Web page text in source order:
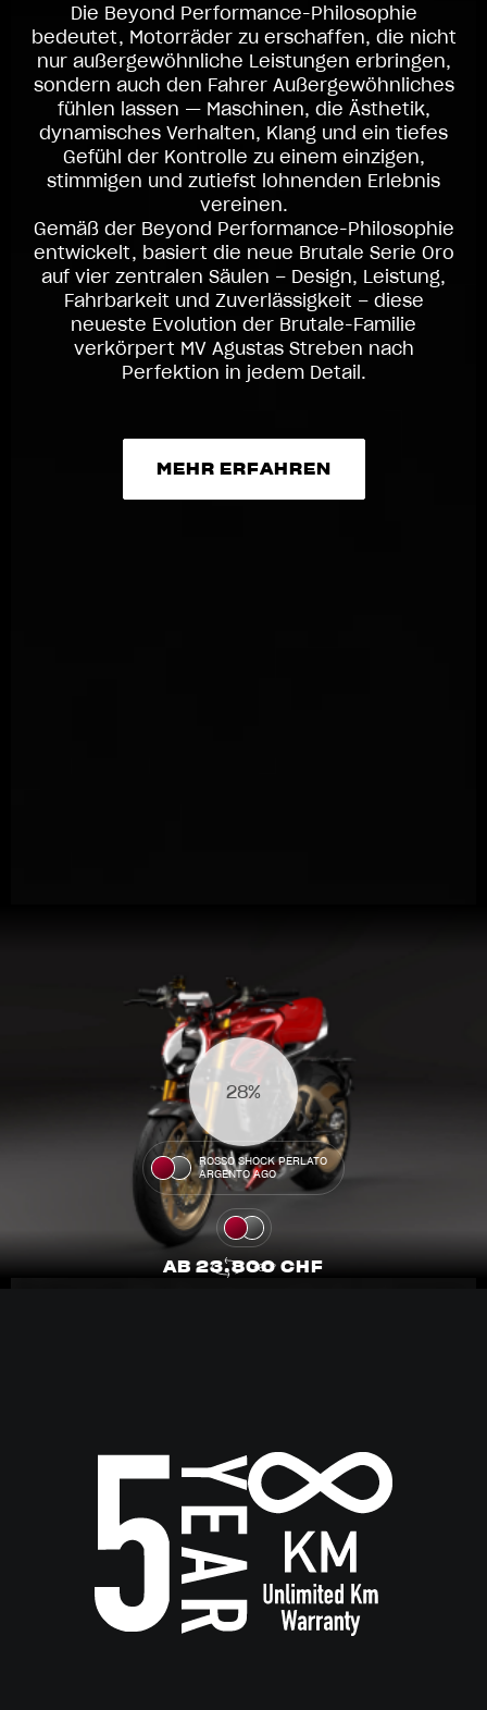
BEKLEIDUNG
Zeigen Sie, was Sie fahren
Die Beyond Performance-Philosophie
bedeutet, Motorräder zu erschaffen, die nicht
nur außergewöhnliche Leistungen erbringen,
sondern auch den Fahrer Außergewöhnliches
fühlen lassen — Maschinen, die Ästhetik,
dynamisches Verhalten, Klang und ein tiefes
Gefühl der Kontrolle zu einem einzigen,
stimmigen und zutiefst lohnenden Erlebnis
vereinen.
Gemäß der Beyond Performance-Philosophie
entwickelt, basiert die neue Brutale Serie Oro
auf vier zentralen Säulen – Design, Leistung,
Fahrbarkeit und Zuverlässigkeit – diese
neueste Evolution der Brutale-Familie
verkörpert MV Agustas Streben nach
Perfektion in jedem Detail.
MEHR ERFAHREN
31%
AB 23.800 CHF
ROSSO SHOCK PERLATO
ARGENTO AGO